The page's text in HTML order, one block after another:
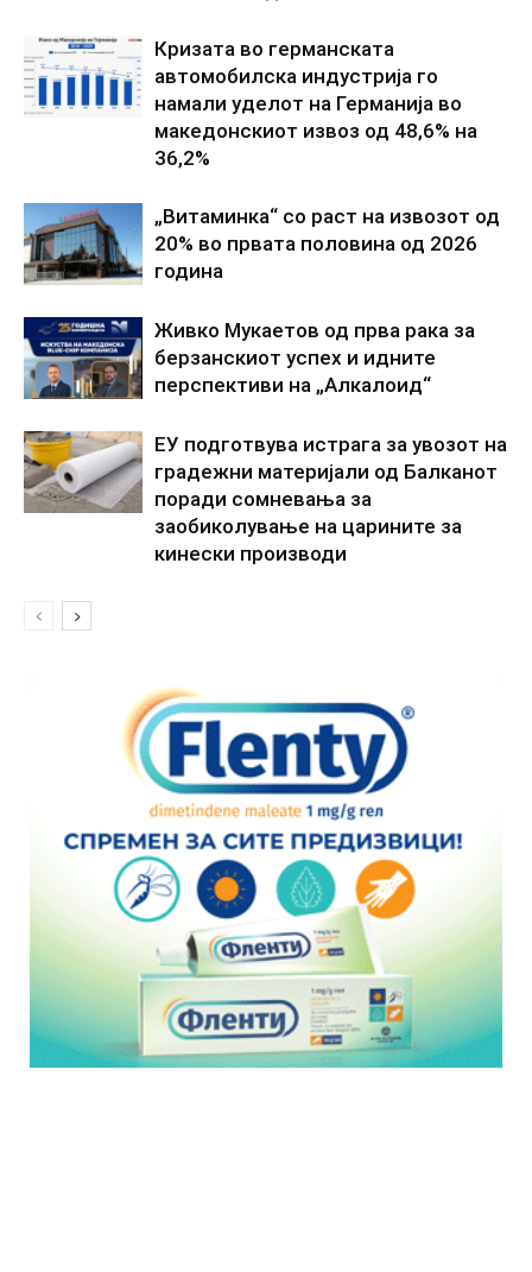
Кризата во германската
автомобилска индустрија го
намали уделот на Германија во
македонскиот извоз од 48,6% на
36,2%
„Витаминка“ со раст на извозот од
20% во првата половина од 2026
година
Живко Мукаетов од прва рака за
берзанскиот успех и идните
перспективи на „Алкалоид“
ЕУ подготвува истрага за увозот на
градежни материјали од Балканот
поради сомневања за
заобиколување на царините за
кинески производи